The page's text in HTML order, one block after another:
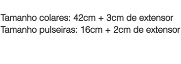
Tamanho colares: 42cm + 3cm de extensor
Tamanho pulseiras: 16cm + 2cm de extensor